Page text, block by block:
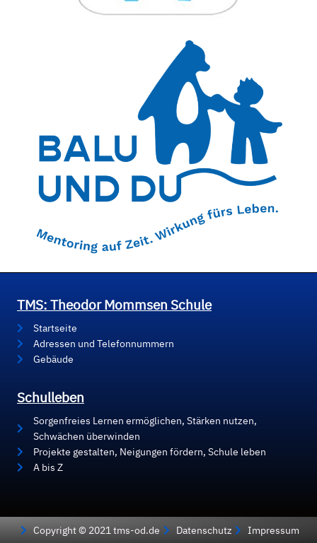
TMS: Theodor Mommsen Schule
Startseite
Adressen und Telefonnummern
Gebäude
Schulleben
Sorgenfreies Lernen ermöglichen, Stärken nutzen,
Schwächen überwinden
Projekte gestalten, Neigungen fördern, Schule leben
A bis Z
Copyright © 2021 tms-od.de Datenschutz Impressum